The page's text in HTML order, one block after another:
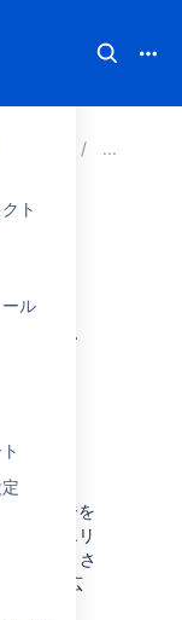
ト
ル
メント Jira アプ
ゥ
ン
を
ページを
の管理エリ
ルメントさ
ティの広